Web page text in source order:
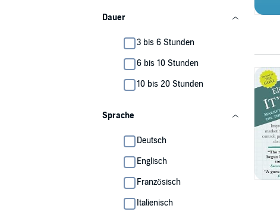
Dauer
3 bis 6 Stunden
6 bis 10 Stunden
10 bis 20 Stunden
Sprache
Deutsch
Englisch
Französisch
Italienisch